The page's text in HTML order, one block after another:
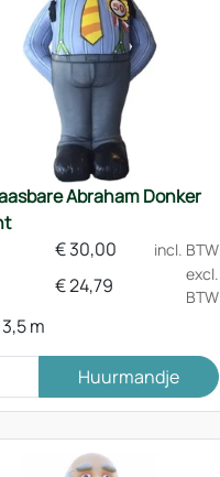
Abraham Donker
€30,00
incl. BTW
€24,79
excl.
BTW
3,5 m
Huurmandje